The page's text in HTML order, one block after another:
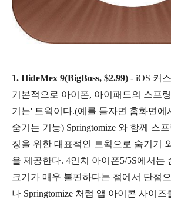
1. HideMex 9(BigBoss, $2.99) - iOS 커
기본적으로 아이폰, 아이패드의 스프
기는' 트윅이다.(예를 들자면 홈화면에
숨기는 기능) Springtomize 와 함께 스
징을 위한 대표적인 트윅으로 숨기기
을 제공한다. 4인치 아이폰5/5S에서는
크기가 매우 불편하다는 점에서 단점
나 Springtomize 처럼 앱 아이콘 사이